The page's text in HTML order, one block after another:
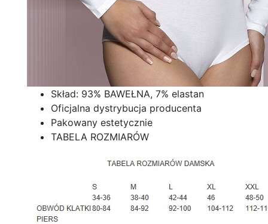
Skład: 93% BAWEŁNA, 7% elastan
Oficjalna dystrybucja producenta
Pakowany estetycznie
TABELA ROZMIARÓW